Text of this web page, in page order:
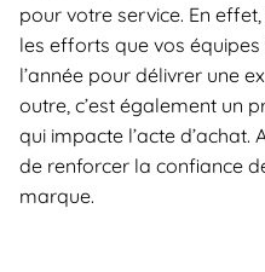
pour votre service. En
les efforts que vos
l’année pour délivrer une
outre, c’est également un
qui impacte l’acte d’achat.
de renforcer la confiance
marque.